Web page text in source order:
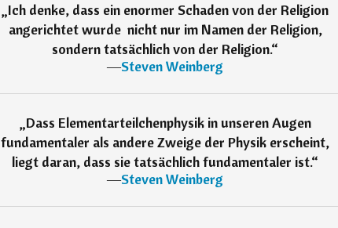
„Ich denke, dass ein enormer Schaden von der Religion
angerichtet wurde  nicht nur im Namen der Religion,
sondern tatsächlich von der Religion.“
―Steven Weinberg
„Dass Elementarteilchenphysik in unseren Augen
fundamentaler als andere Zweige der Physik erscheint,
liegt daran, dass sie tatsächlich fundamentaler ist.“
―Steven Weinberg